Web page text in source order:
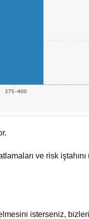
ve risk iştahını
isterseniz, bizleri